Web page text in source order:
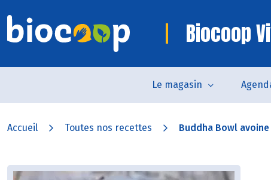
Biocoop
Le magasin
Accueil Toutes nos recettes Buddha Bowl